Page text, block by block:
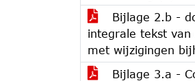
Bijlage 2.b -
integrale tekst van
met wijzigingen
Bijlage 3.a -